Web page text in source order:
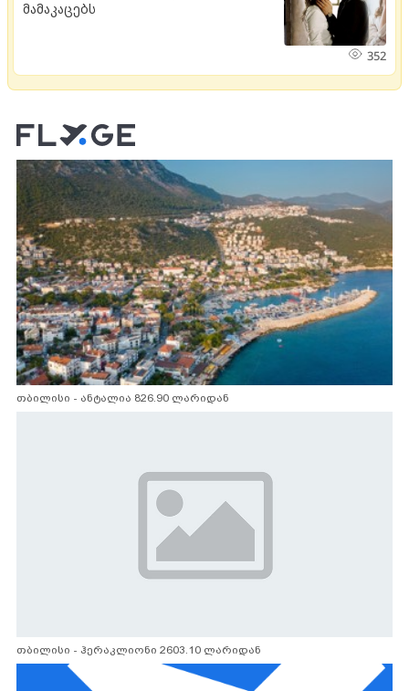
მამაკაცებს
352
თბილისი - ანტალია 826.90 ლარიდან
თბილისი - ჰერაკლიონი 2603.10 ლარიდან